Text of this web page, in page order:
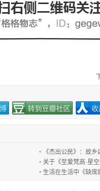
转到豆瓣社区
《杰出公民》：故乡
关于《至爱梵高·星
生活在生活中《缺席